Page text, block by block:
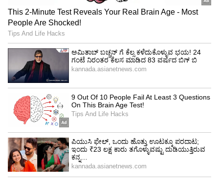
4
6
Image Credit :Getty
ಭಾರತ-ಆಫ್ಘಾನಿಸ್ತಾನ ನಡುವಿನ ಮೂರು ಪಂದ್ಯಗಳ